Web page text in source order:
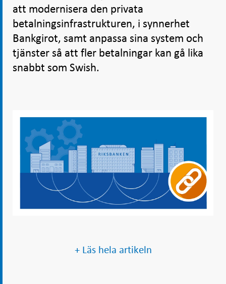
att modernisera den privata
betalningsinfrastrukturen, i synnerhet
Bankgirot, samt anpassa sina system och
tjänster så att fler betalningar kan gå lika
snabbt som Swish.
+ Läs hela artikeln